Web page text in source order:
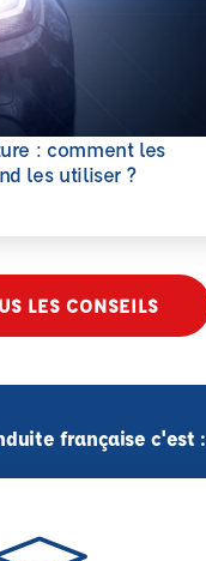
: comment les
les utiliser ?
LES CONSEILS
française c'est :